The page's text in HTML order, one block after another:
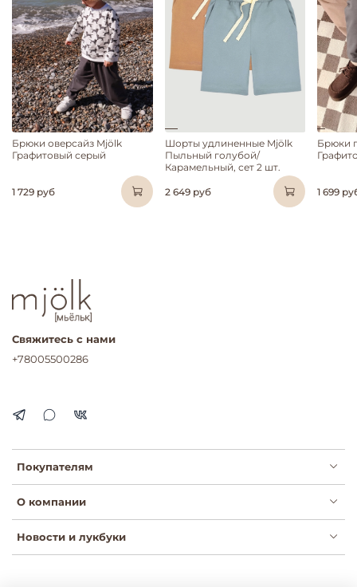
Брюки оверсайз Mjölk
Графитовый серый
1 729 руб
Шорты удлиненные Mjölk
Пыльный голубой/
Карамельный, сет 2 шт.
2 649 руб
Брюки
1 699
Покупателям
О компании
Новости и лукбуки
Свяжитесь с нами
+78005500286